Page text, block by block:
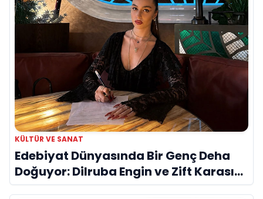
KÜLTÜR VE SANAT
Edebiyat Dünyasında Bir Genç Deha
Doğuyor: Dilruba Engin ve Zift Karası
Evreni ‘AVENOİR’